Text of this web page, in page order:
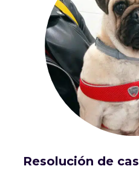
Resolución de